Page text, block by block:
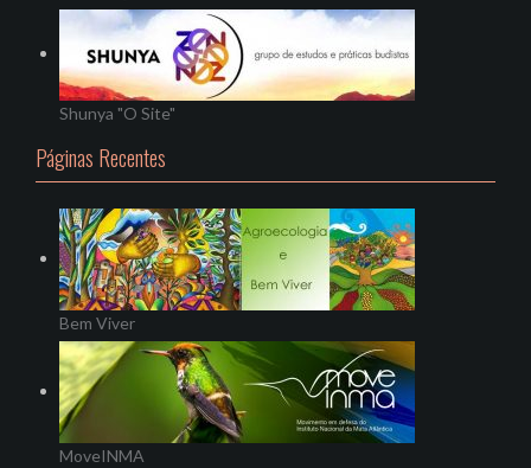
Shunya "O Site"
Páginas Recentes
Bem Viver
MoveINMA